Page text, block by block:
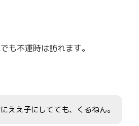
も不運時は訪れます。
ええ子にしてても、くるねん。